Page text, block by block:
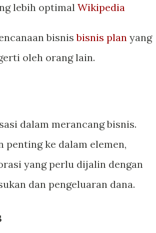
lebih optimal Wikipedia
bisnisbisnis plan yang
oleh orang lain.
dalam merancang bisnis.
ke dalam elemen,
yang perlu dijalin dengan
dan pengeluaran dana.